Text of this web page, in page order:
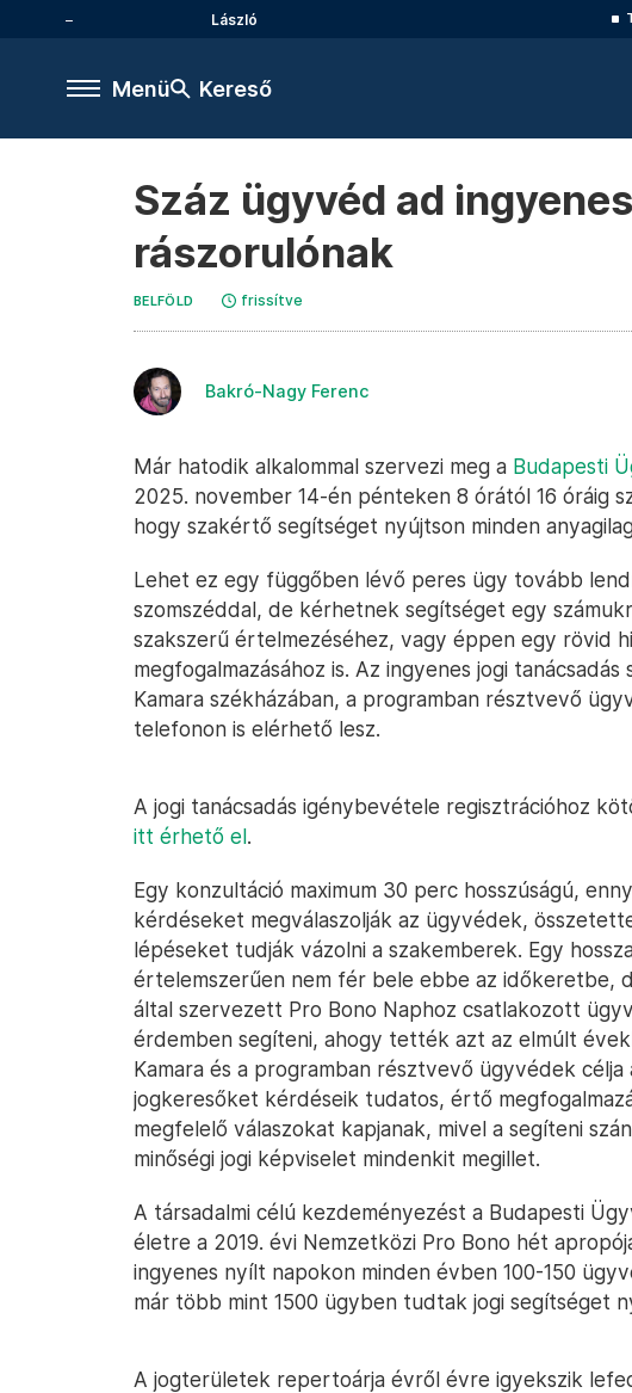
László
Menü Kereső
Száz ügyvéd ad
rászorulónak
BELFÖLD frissítve
Bakró-Nagy Ferenc
Már hatodik alkalommal szervezi meg a Budapesti
2025. november 14-én pénteken 8 órától 16 óráig
hogy szakértő segítséget nyújtson minden
Lehet ez egy függőben lévő peres ügy tovább
szomszéddal, de kérhetnek segítséget egy
szakszerű értelmezéséhez, vagy éppen egy rövid
megfogalmazásához is. Az ingyenes jogi
Kamara székházában, a programban résztvevő
telefonon is elérhető lesz.
A jogi tanácsadás igénybevétele regisztrációhoz
itt érhető el.
Egy konzultáció maximum 30 perc hosszúságú,
kérdéseket megválaszolják az ügyvédek,
lépéseket tudják vázolni a szakemberek. Egy
értelemszerűen nem fér bele ebbe az időkeretbe,
által szervezett Pro Bono Naphoz csatlakozott
érdemben segíteni, ahogy tették azt az elmúlt
Kamara és a programban résztvevő ügyvédek
jogkeresőket kérdéseik tudatos, értő
megfelelő válaszokat kapjanak, mivel a segíteni
minőségi jogi képviselet mindenkit megillet.
A társadalmi célú kezdeményezést a Budapesti
életre a 2019. évi Nemzetközi Pro Bono hét
ingyenes nyílt napokon minden évben 100-150
már több mint 1500 ügyben tudtak jogi segítséget
A jogterületek repertoárja évről évre igyekszik